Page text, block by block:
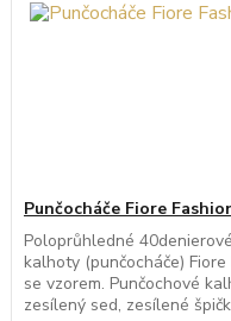
Punčocháče Fiore
Poloprůhledné
kalhoty (punčocháče)
se vzorem. Punčochové
zesílený sed, zesílené